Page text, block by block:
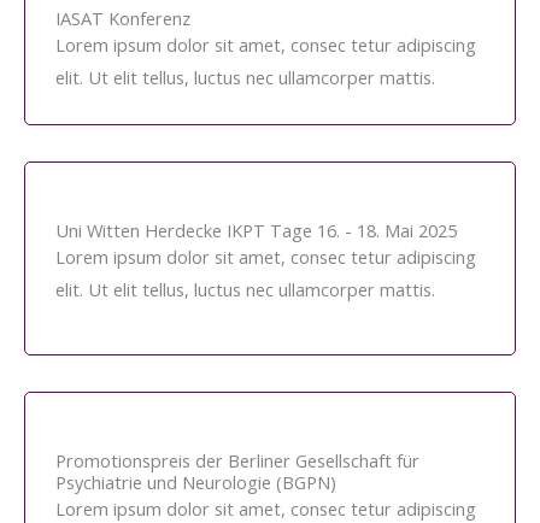
IASAT Konferenz
Lorem ipsum dolor sit amet, consec tetur adipiscing
elit. Ut elit tellus, luctus nec ullamcorper mattis.
Uni Witten Herdecke IKPT Tage 16. - 18. Mai 2025
Lorem ipsum dolor sit amet, consec tetur adipiscing
elit. Ut elit tellus, luctus nec ullamcorper mattis.
Promotionspreis der Berliner Gesellschaft für
Psychiatrie und Neurologie (BGPN)
Lorem ipsum dolor sit amet, consec tetur adipiscing